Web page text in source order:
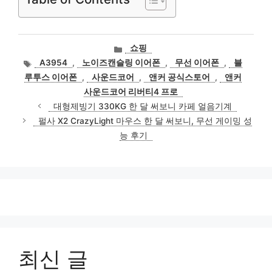
카
테
고
리
쇼핑
태
그
A3954 , 노이즈캔슬링 이어폰 , 무선 이어폰 ,
블
루투스 이어폰 , 사운드코어 , 앤커 공식스토어 ,
앤커
사운드코어 리버티4 프로
대형제빙기 330KG 한 달 써보니 카페 얼음기계
펄사 X2 CrazyLight 마우스 한 달 써보니, 무선 게이밍 성
능 후기
최신 글